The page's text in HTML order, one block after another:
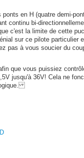
en H (quatre demi-
continu bi-
c'est la limite de cette
sur ce pilote
pas à vous soucier du
que vous puissiez
jusqu'à 36V! Cela ne